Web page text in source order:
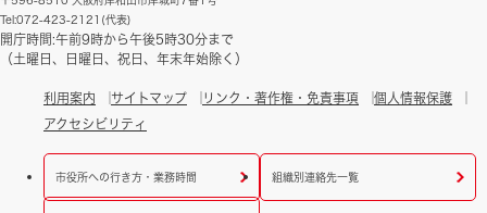
Tel:072-423-2121(代表)
開庁時間:午前9時から午後5時30分まで
（土曜日、日曜日、祝日、年末年始除く）
利用案内 サイトマップ リンク・著作権・免責事項
個人情報保護
アクセシビリティ
市役所への行き方・業務時間 組織別連絡先一覧